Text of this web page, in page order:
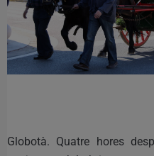
Globotà. Quatre hores